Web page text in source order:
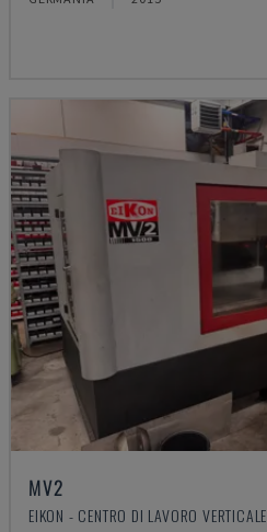
MV2
EIKON - CENTRO DI LAVORO VERTICALE